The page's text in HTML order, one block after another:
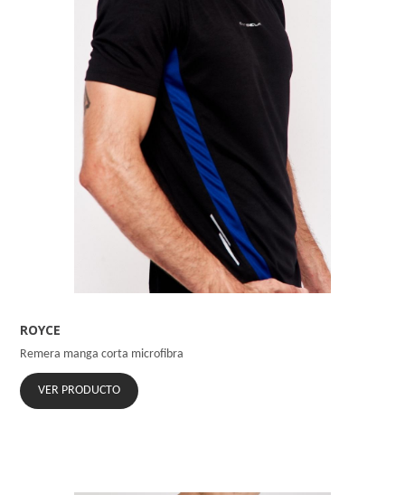
ROYCE
Remera manga corta microfibra
VER PRODUCTO